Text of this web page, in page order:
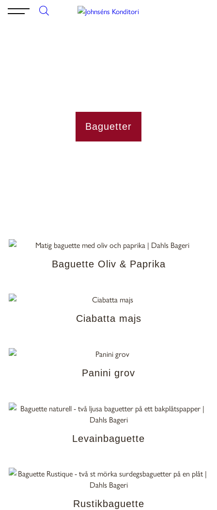
Baguetter
Baguette Oliv & Paprika
Ciabatta majs
Panini grov
Levainbaguette
Rustikbaguette